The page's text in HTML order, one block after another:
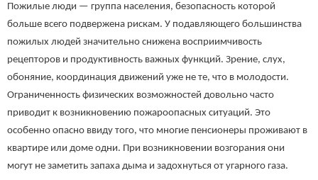
Пожилые люди — группа населения, безопасность которой
больше всего подвержена рискам. У подавляющего большинства
пожилых людей значительно снижена восприимчивость
рецепторов и продуктивность важных функций. Зрение, слух,
обоняние, координация движений уже не те, что в молодости.
Ограниченность физических возможностей довольно часто
приводит к возникновению пожароопасных ситуаций. Это
особенно опасно ввиду того, что многие пенсионеры проживают в
квартире или доме одни. При возникновении возгорания они
могут не заметить запаха дыма и задохнуться от угарного газа.